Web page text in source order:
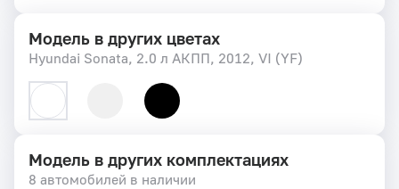
Модель в других цветах
Hyundai Sonata, 2.0 л АКПП, 2012, VI (YF)
Модель в других комплектациях
8 автомобилей в наличии